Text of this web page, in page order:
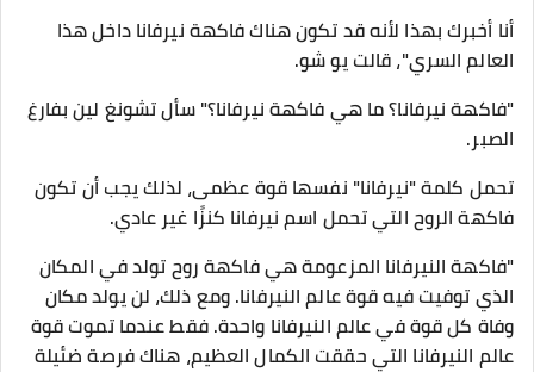
أنا أخبرك بهذا لأنه قد تكون هناك فاكهة نيرفانا داخل هذا
العالم السري"، قالت يو شو.
"فاكهة نيرفانا؟ ما هي فاكهة نيرفانا؟" سأل تشونغ لين بفارغ
الصبر.
تحمل كلمة "نيرفانا" نفسها قوة عظمى، لذلك يجب أن تكون
فاكهة الروح التي تحمل اسم نيرفانا كنزًا غير عادي.
"فاكهة النيرفانا المزعومة هي فاكهة روح تولد في المكان
الذي توفيت فيه قوة عالم النيرفانا. ومع ذلك، لن يولد مكان
وفاة كل قوة في عالم النيرفانا واحدة. فقط عندما تموت قوة
عالم النيرفانا التي حققت الكمال العظيم، هناك فرصة ضئيلة